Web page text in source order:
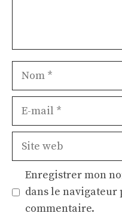
Nom
Site
Enregistrer mon
dans le
commentaire.